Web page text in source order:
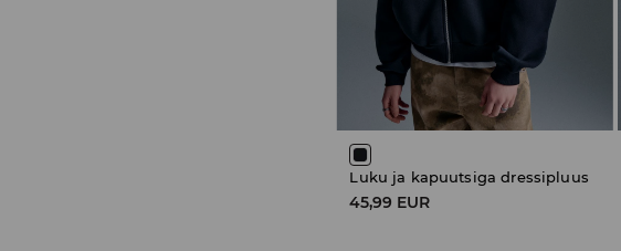
Luku ja kapuutsiga dressipluus
45,99 EUR